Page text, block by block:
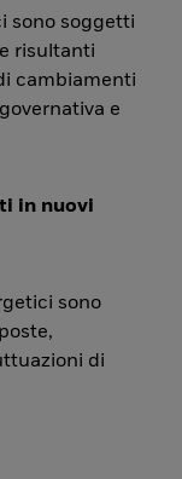
sono soggetti
risultanti
cambiamenti
e
in nuovi
sono
di